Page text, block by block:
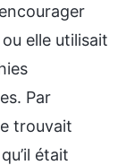
elle utilisait
Par
trouvait
était